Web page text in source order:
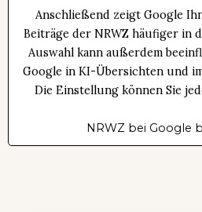
Anschließend zeigt Google
Beiträge der NRWZ häufiger in
Auswahl kann außerdem
Google in KI-Übersichten und
Die Einstellung können Sie
NRWZ bei Google